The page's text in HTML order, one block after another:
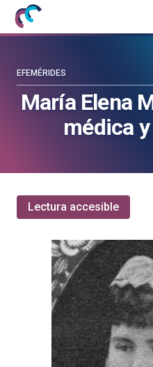
Mujeres
con
la
blog
la
María Elena
médica
EFEMÉRIDES
Lectura accesible